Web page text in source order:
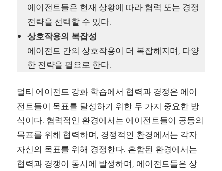
에이전트들은 현재 상황에 따라 협력 또는 경쟁
전략을 선택할 수 있다.
상호작용의 복잡성
에이전트 간의 상호작용이 더 복잡해지며, 다양
한 전략을 필요로 한다.
멀티 에이전트 강화 학습에서 협력과 경쟁은 에이
전트들이 목표를 달성하기 위한 두 가지 중요한 방
식이다. 협력적인 환경에서는 에이전트들이 공동의
목표를 위해 협력하며, 경쟁적인 환경에서는 각자
자신의 목표를 위해 경쟁한다. 혼합된 환경에서는
협력과 경쟁이 동시에 발생하며, 에이전트들은 상